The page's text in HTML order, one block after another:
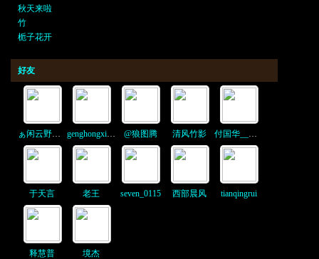
秋天来啦
竹
栀子花开
好友
ぁ闲云野鹤ぁ genghongxing1 @狼图腾 清风竹影 付国华__铜陵
于天言 老王 seven_0115 西部晨风 tianqingrui
释慧普 境杰